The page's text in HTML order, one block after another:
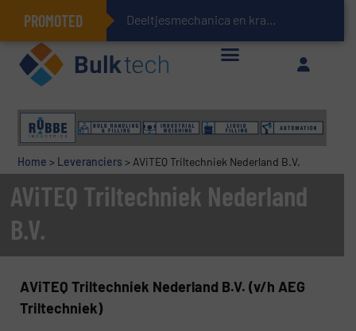
PROMOTED Deeltjesmechanica en krachtnetwerken in stortgoede
Geïntegreerde doserings- en weegsystemen: Efficiëntie, kwaliteit en duurzaamheid in één oogopslag
Home > Leveranciers >AViTEQ Triltechniek Nederland B.V.
AViTEQ Triltechniek Nederland
B.V.
AViTEQ Triltechniek Nederland B.V. (v/h AEG
Triltechniek)